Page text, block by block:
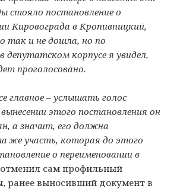
стояло постановление о
Кировограда в Кропивницкий,
так и не дошла, но по
депутатском корпусе я увидел,
проголосовано.
главное – услышать голос
этого постановления он
а значит, его должна
же участь, которая до этого
о переименовании в
отменил сам профильный
ранее выносивший документ в